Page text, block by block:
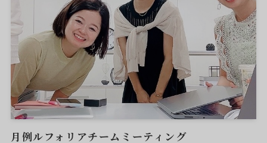
月例ルフォリアチームミーティング